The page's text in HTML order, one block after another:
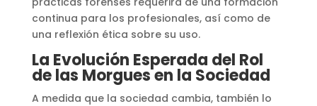
continua para los profesionales, así como de
una reflexión ética sobre su uso.
La Evolución Esperada del Rol
de las Morgues en la Sociedad
A medida que la sociedad cambia, también lo